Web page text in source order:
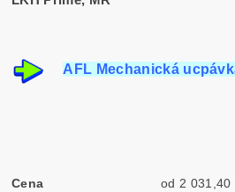
AFL Mechanická
Cena